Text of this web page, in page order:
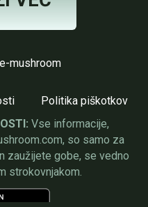
mushroom
Politika piškotkov
Vse informacije,
so samo za
zaužijete gobe, se vedno
strokovnjakom.